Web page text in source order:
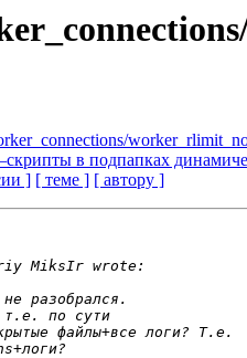
в подпапках
] [ теме ] [ автору ]